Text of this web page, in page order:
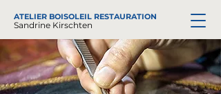
ATELIER BOISOLEIL RESTAURATION
Sandrine Kirschten